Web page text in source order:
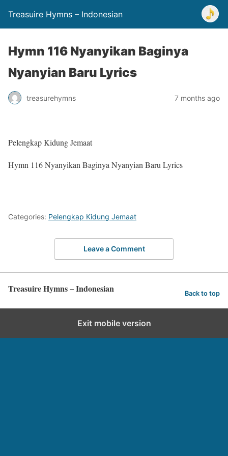
Treasuire Hymns – Indonesian
Hymn 116 Nyanyikan Baginya
Nyanyian Baru Lyrics
treasurehymns 7 months ago
Pelengkap Kidung Jemaat
Hymn 116 Nyanyikan Baginya Nyanyian Baru Lyrics
Categories: Pelengkap Kidung Jemaat
Leave a Comment
Treasuire Hymns – Indonesian Back to top
Exit mobile version